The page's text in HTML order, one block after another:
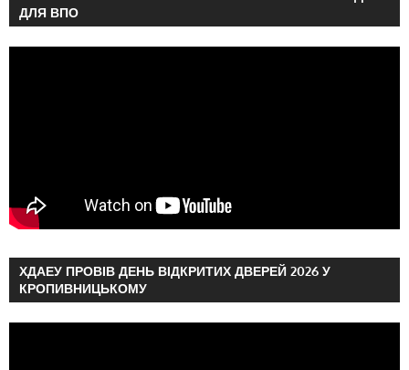
ДЛЯ ВПО
ХДАЕУ ПРОВІВ ДЕНЬ ВІДКРИТИХ ДВЕРЕЙ 2026 У
КРОПИВНИЦЬКОМУ